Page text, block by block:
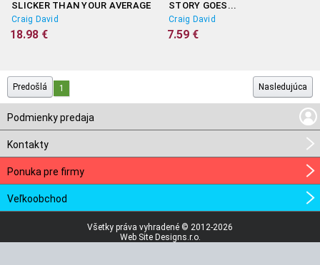
SLICKER THAN YOUR AVERAGE
Craig David
18.98 €
STORY GOES...
Craig David
7.59 €
Predošlá 1 Nasledujúca
Podmienky predaja
Kontakty
Ponuka pre firmy
Veľkoobchod
Všetky práva vyhradené © 2012-2026
Web Site Designs.r.o.